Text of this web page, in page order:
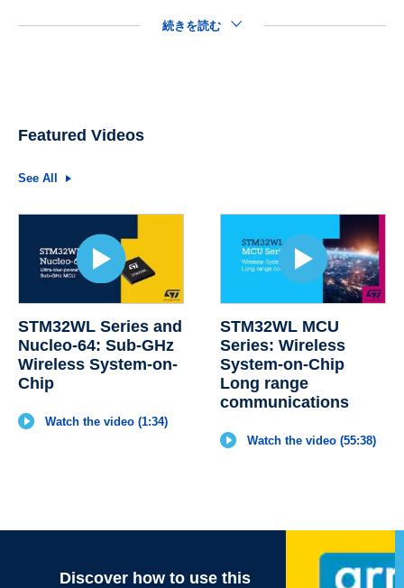
続きを読む
Featured Videos
See All
STM32WL Series and
Nucleo-64: Sub-GHz
Wireless System-on-
Chip
Watch the video (1:34)
STM32WL MCU
Series: Wireless
System-on-Chip
Long range
communications
Watch the video (55:38)
how to use this